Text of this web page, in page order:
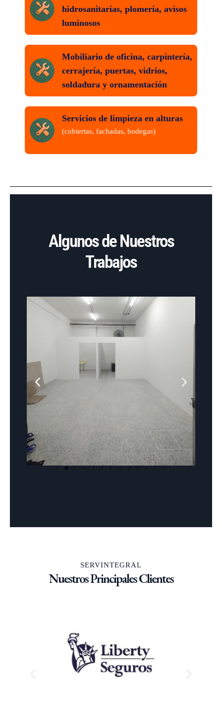
hidrosanitarias, plomería, avisos
luminosos
Mobiliario de oficina, carpintería,
cerrajería, puertas, vidrios,
soldadura y ornamentación
Servicios de limpieza en alturas
(cubiertas, fachadas, bodegas)
Algunos de Nuestros
Trabajos
SERVINTEGRAL
Nuestros Principales Clientes